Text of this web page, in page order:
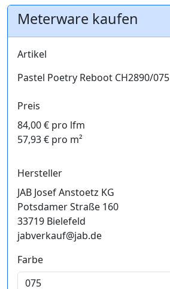
Meterware kaufen
Artikel
Pastel Poetry Reboot CH2890/075
Preis
84,00 € pro lfm
57,93 € pro m²
Hersteller
JAB Josef Anstoetz KG
Potsdamer Straße 160
33719 Bielefeld
jabverkauf@jab.de
Farbe